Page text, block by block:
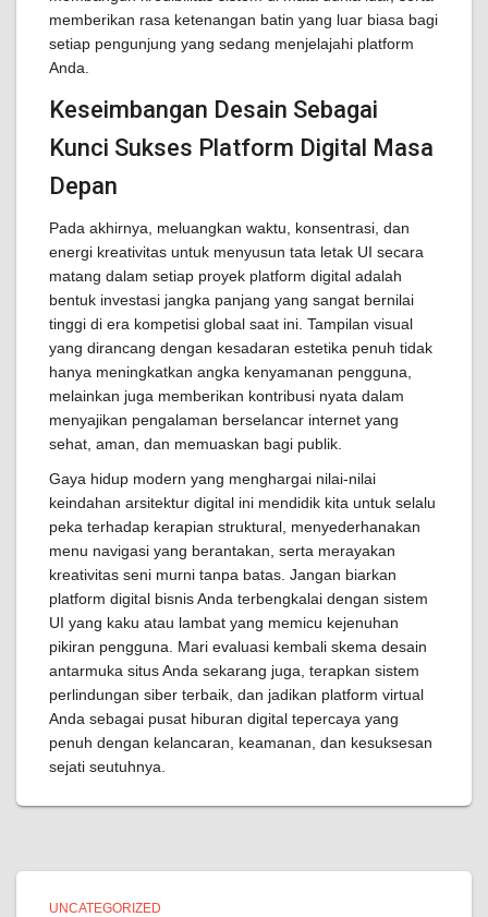
memberikan rasa ketenangan batin yang luar biasa bagi
setiap pengunjung yang sedang menjelajahi platform
Anda.
Keseimbangan Desain Sebagai
Kunci Sukses Platform Digital Masa
Depan
Pada akhirnya, meluangkan waktu, konsentrasi, dan
energi kreativitas untuk menyusun tata letak UI secara
matang dalam setiap proyek platform digital adalah
bentuk investasi jangka panjang yang sangat bernilai
tinggi di era kompetisi global saat ini. Tampilan visual
yang dirancang dengan kesadaran estetika penuh tidak
hanya meningkatkan angka kenyamanan pengguna,
melainkan juga memberikan kontribusi nyata dalam
menyajikan pengalaman berselancar internet yang
sehat, aman, dan memuaskan bagi publik.
Gaya hidup modern yang menghargai nilai-nilai
keindahan arsitektur digital ini mendidik kita untuk selalu
peka terhadap kerapian struktural, menyederhanakan
menu navigasi yang berantakan, serta merayakan
kreativitas seni murni tanpa batas. Jangan biarkan
platform digital bisnis Anda terbengkalai dengan sistem
UI yang kaku atau lambat yang memicu kejenuhan
pikiran pengguna. Mari evaluasi kembali skema desain
antarmuka situs Anda sekarang juga, terapkan sistem
perlindungan siber terbaik, dan jadikan platform virtual
Anda sebagai pusat hiburan digital tepercaya yang
penuh dengan kelancaran, keamanan, dan kesuksesan
sejati seutuhnya.
UNCATEGORIZED